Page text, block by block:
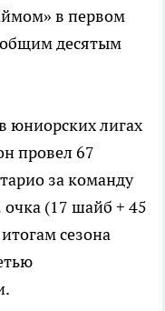
в первом
общим десятым
юниорских лигах
провел 67
за команду
(17 шайб + 45
сезона